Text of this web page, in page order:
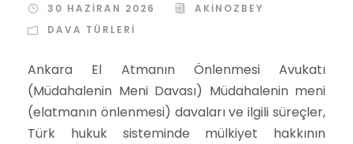
30 HAZIRAN 2026
AKINOZBEY
DAVA TÜRLERI
Ankara El Atmanın Önlenmesi Avukatı
(Müdahalenin Meni Davası) Müdahalenin meni
(elatmanın önlenmesi) davaları ve ilgili süreçler,
Türk hukuk sisteminde mülkiyet hakkının